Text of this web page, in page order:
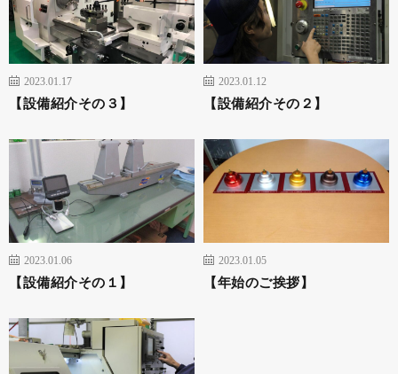
2023.01.17
【設備紹介その３】
2023.01.12
【設備紹介その２】
2023.01.06
【設備紹介その１】
2023.01.05
【年始のご挨拶】